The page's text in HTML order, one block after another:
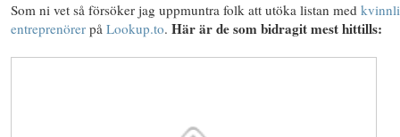
Som ni vet så försöker jag uppmuntra folk att utöka listan med
entreprenörer på Lookup.to. Här är de som bidragit mest hittills: